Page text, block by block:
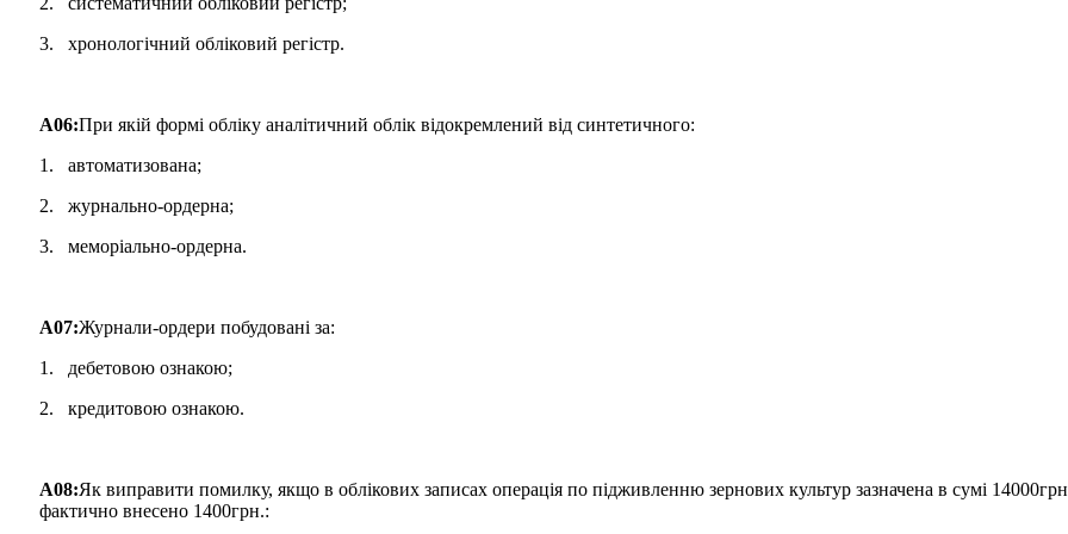
3. хронологічний обліковий регістр.
A06:При якій формі обліку аналітичний облік відокремлений від синтетичного:
1. автоматизована;
2. журнально-ордерна;
3. меморіально-ордерна.
A07:Журнали-ордери побудовані за:
1. дебетовою ознакою;
2. кредитовою ознакою.
A08:Як виправити помилку, якщо в облікових записах операція по підживленню зернових культур зазначена в сумі
фактично внесено 1400грн.: